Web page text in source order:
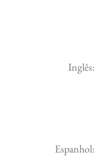
Inglês:
Espanhol: